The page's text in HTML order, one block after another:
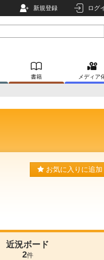
新規登録 ログ
書籍 メディア
お気に入りに追加
近況ボード
2件